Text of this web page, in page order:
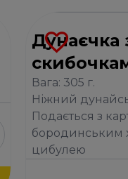
Дунаєчка
Вага: 305 г.
Ніжний
Подається з
бородинським
цибулею